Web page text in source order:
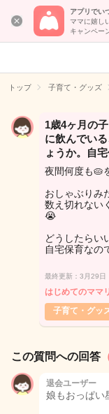
アプリでい
ママに嬉し
キャンペー
トップ 子育て・グッズ
1歳4ヶ月の
に飲んでい
ょうか。自
夜間何度も🥧
おしゃぶりみ
数え切れない
😭
どうしたらい
自宅保育なの
最終更新：3月29日
はじめてのママ
子育て・グッ
この質問への回答
退会ユーザー
娘もおっぱい